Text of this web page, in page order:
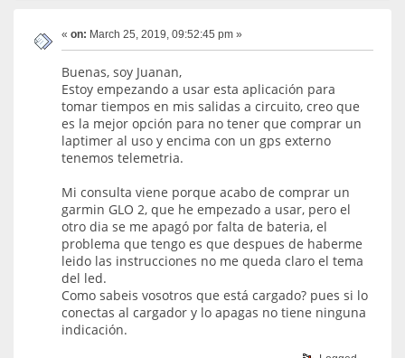
« on: March 25, 2019, 09:52:45 pm »
Buenas, soy Juanan,
Estoy empezando a usar esta aplicación para
tomar tiempos en mis salidas a circuito, creo que
es la mejor opción para no tener que comprar un
laptimer al uso y encima con un gps externo
tenemos telemetria.
Mi consulta viene porque acabo de comprar un
garmin GLO 2, que he empezado a usar, pero el
otro dia se me apagó por falta de bateria, el
problema que tengo es que despues de haberme
leido las instrucciones no me queda claro el tema
del led.
Como sabeis vosotros que está cargado? pues si lo
conectas al cargador y lo apagas no tiene ninguna
indicación.